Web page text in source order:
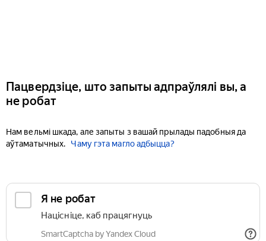
Пацвердзіце, што запыты адпраўлялі вы, а
не робат
Нам вельмі шкада, але запыты з вашай прылады падобныя да
аўтаматычных.
Чаму гэта магло адбыцца?
Я не робат
Націсніце, каб працягнуць
SmartCaptcha by Yandex Cloud